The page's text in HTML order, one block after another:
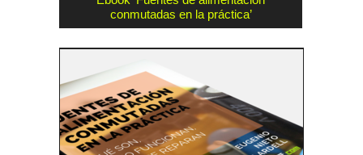
conmutadas en la práctica’